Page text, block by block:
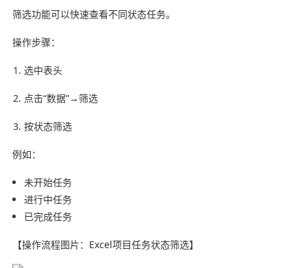
筛选功能可以快速查看不同状态任务。
操作步骤：
选中表头
点击“数据”→筛选
按状态筛选
例如：
未开始任务
进行中任务
已完成任务
【操作流程图片：Excel项目任务状态筛选】